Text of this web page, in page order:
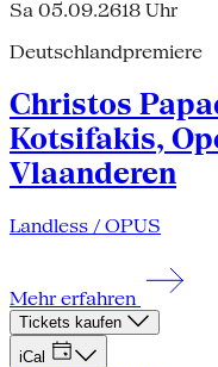
Sa 05.09.2618 Uhr
Deutschlandpremiere
Christos
Kotsifakis,
Vlaanderen
Landless / OPUS
Mehr erfahren
Tickets kaufen
iCal